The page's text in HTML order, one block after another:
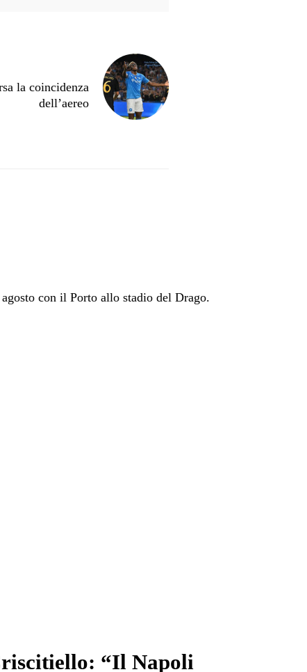
la coincidenza
dell’aereo
con il Porto allo stadio del Drago.
“Il Napoli